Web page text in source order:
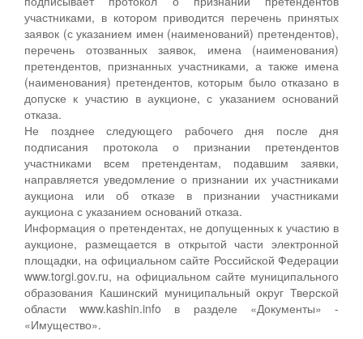
участниками, в котором приводится перечень принятых
заявок (с указанием имен (наименований) претендентов),
перечень отозванных заявок, имена (наименования)
претендентов, признанных участниками, а также имена
(наименования) претендентов, которым было отказано в
допуске к участию в аукционе, с указанием оснований
отказа.
Не позднее следующего рабочего дня после дня
подписания протокола о признании претендентов
участниками всем претендентам, подавшим заявки,
направляется уведомление о признании их участниками
аукциона или об отказе в признании участниками
аукциона с указанием оснований отказа.
Информация о претендентах, не допущенных к участию в
аукционе, размещается в открытой части электронной
площадки, на официальном сайте Российской Федерации
www.torgi.gov.ru, на официальном сайте муниципального
образования Кашинский муниципальный округ Тверской
области www.kashin.info в разделе «Документы» -
«Имущество».